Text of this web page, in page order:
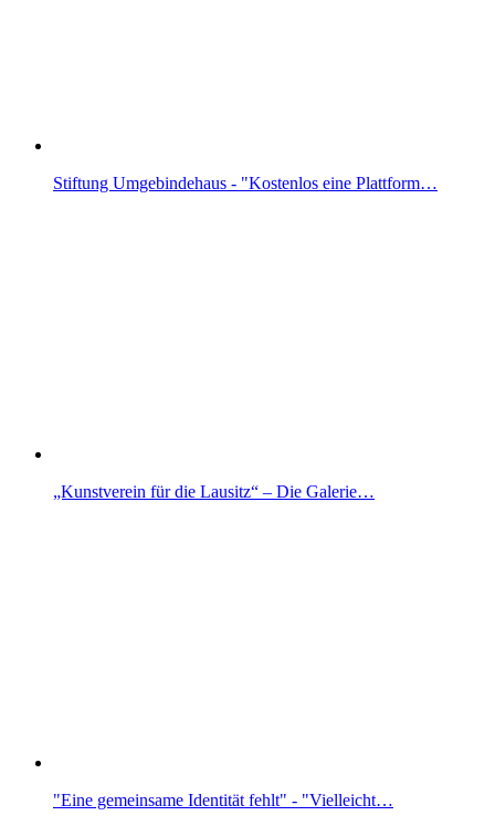
Stiftung Umgebindehaus - "Kostenlos eine Plattform…
„Kunstverein für die Lausitz“ – Die Galerie…
"Eine gemeinsame Identität fehlt" - "Vielleicht…